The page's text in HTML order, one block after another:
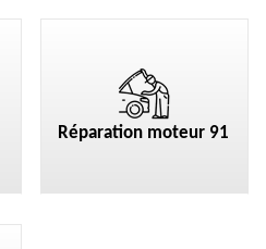
Réparation moteur 91